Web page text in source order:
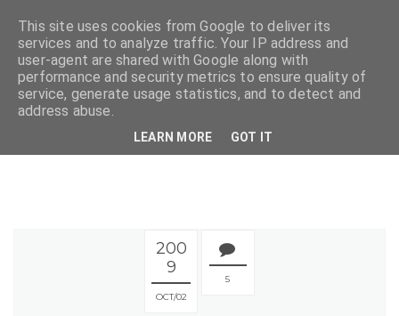
200
9
OCT 02
5
This site uses cookies from Google to deliver its
services and to analyze traffic. Your IP address and
user-agent are shared with Google along with
performance and security metrics to ensure quality of
service, generate usage statistics, and to detect and
address abuse.
LEARN MORE GOT IT